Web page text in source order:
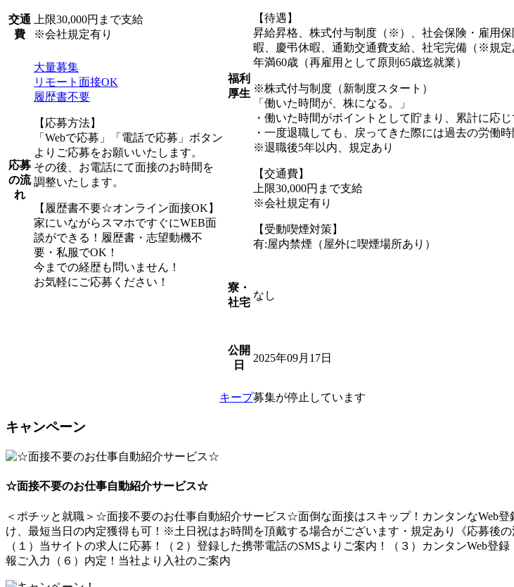
交通
費
上限30,000円まで支給
※会社規定有り
応募
の流
れ
大量募集
リモート面接OK
履歴書不要
【応募方法】
「Webで応募」「電話で応募」ボタン
よりご応募をお願いいたします。
その後、お電話にて面接のお時間を
調整いたします。
【履歴書不要☆オンライン面接OK】
家にいながらスマホですぐにWEB面
談ができる！履歴書・志望動機不
要・私服でOK！
今までの経歴も問いません！
お気軽にご応募ください！
福利
厚生
【待遇】
昇給昇格、株式付与制度（※）、社会保険・雇用
暇、慶弔休暇、通勤交通費支給、社宅完備（※規
年満60歳（再雇用として原則65歳迄就業）
※株式付与制度（新制度スタート）
「働いた時間が、株になる。」
・働いた時間がポイントとして貯まり、累計に応
・一度退職しても、戻ってきた際には過去の労働
※退職後5年以内、規定あり
【交通費】
上限30,000円まで支給
※会社規定有り
【受動喫煙対策】
有:屋内禁煙（屋外に喫煙場所あり）
寮・
社宅
なし
公開
日
2025年09月17日
キープ募集が停止しています
キャンペーン
☆面接不要のお仕事自動紹介サービス☆
＜ポチッと就職＞☆面接不要のお仕事自動紹介サービス☆面倒な面接はスキップ！カンタンなWeb
け、最短当日の内定獲得も可！※土日祝はお時間を頂戴する場合がございます・規定あり《応募後の
（１）当サイトの求人に応募！（２）登録した携帯電話のSMSよりご案内！（３）カンタンWeb
報ご入力（６）内定！当社より入社のご案内